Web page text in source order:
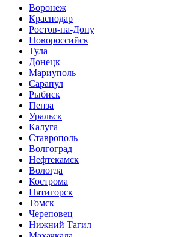
Воронеж
Краснодар
Ростов-на-Дону
Новороссийск
Тула
Донецк
Мариуполь
Сарапул
Рыбиск
Пенза
Уральск
Калуга
Ставрополь
Волгоград
Нефтекамск
Вологда
Кострома
Пятигорск
Томск
Череповец
Нижний Тагил